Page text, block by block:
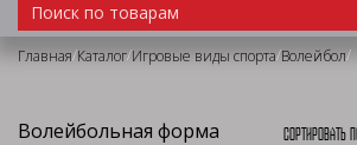
Главная/Каталог/Игровые виды спорта/Волейбол/
Волейбольная форма Сортировать по: